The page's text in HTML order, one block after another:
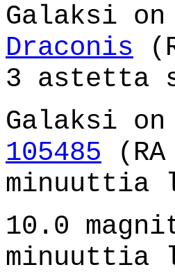
Galaksi
Draconis
3 astetta
Galaksi
105485
minuuttia
10.0
minuuttia